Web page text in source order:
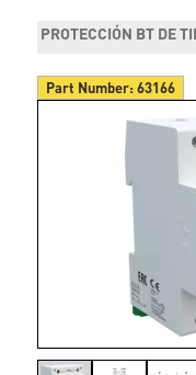
PROTECCIÓN BT DE
Part Number:63166